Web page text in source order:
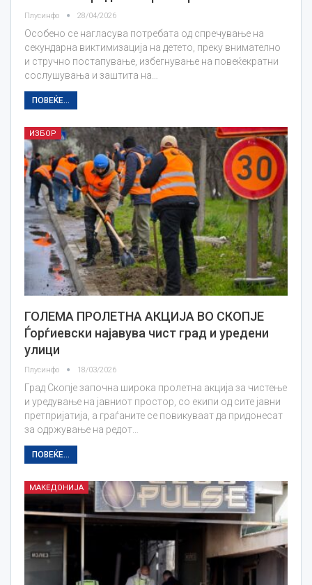
Плусинфо 28/04/2026
Особено се нагласува потребата од спречување на
секундарна виктимизација на детето, преку внимателно
и стручно постапување, избегнување на повеќекратни
сослушувања и заштита на…
ПОВЕЌЕ...
ИЗБОР
ГОЛЕМА ПРОЛЕТНА АКЦИЈА ВО СКОПЈЕ
Ѓорѓиевски најавува чист град и уредени
улици
Плусинфо 18/03/2026
Град Скопје започна широка пролетна акција за чистење
и уредување на јавниот простор, со екипи од сите јавни
претпријатија, а граѓаните се повикуваат да придонесат
за одржување на редот…
ПОВЕЌЕ...
МАКЕДОНИЈА